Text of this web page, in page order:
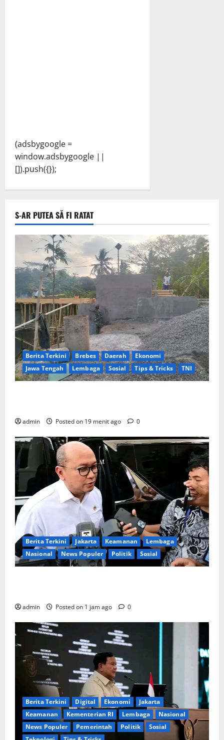
(adsbygoogle =
window.adsbygoogle ||
[]).push({});
S-AR PUTEA SĂ FI RATAT
Berita Terkini Brebes Daerah
Ekonomi
Jawa Tengah
Lembaga Sosial Tips & Tricks TNI
admin Posted on 19 menit ago 0
Berita Terkini Jakarta Keamanan
Lembaga
Nasional
News Populer Politik Sosial
admin Posted on 1 jam ago 0
Berita Terkini Digital Ekonomi
Jakarta
Keamanan
Kementerian RI Lembaga
Nasional
News Populer
Pemerintah Politik
Sosial